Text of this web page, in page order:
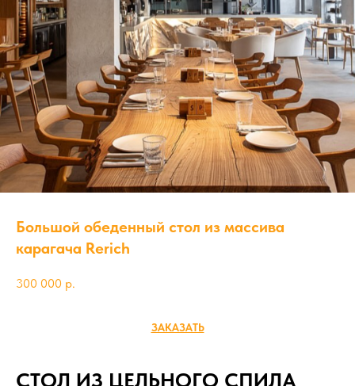
Большой обеденный стол из массива
карагача Rerich
300 000 р.
ЗАКАЗАТЬ
СТОЛ ИЗ ЦЕЛЬНОГО СПИЛА